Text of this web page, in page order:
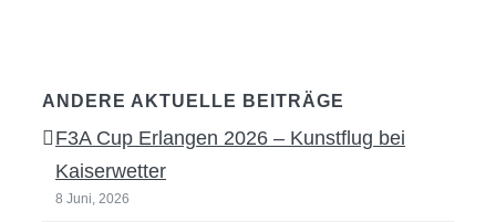
ANDERE AKTUELLE BEITRÄGE
F3A Cup Erlangen 2026 – Kunstflug bei
Kaiserwetter
8 Juni, 2026